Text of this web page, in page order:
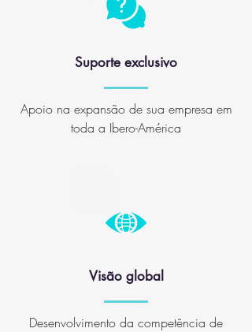
Suporte exclusivo
Apoio na expansão de sua empresa em
toda a Ibero-América
Visão global
Desenvolvimento da competência de